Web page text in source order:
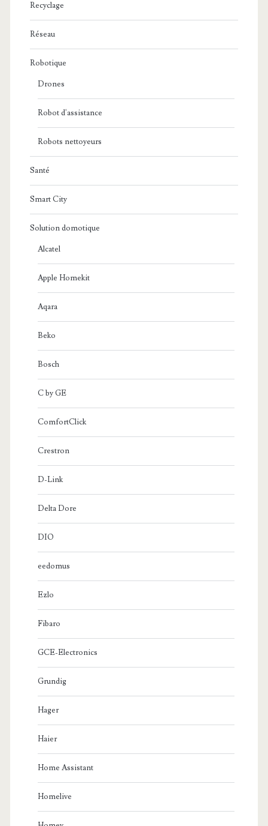
Recyclage
Réseau
Robotique
Drones
Robot d'assistance
Robots nettoyeurs
Santé
Smart City
Solution domotique
Alcatel
Apple Homekit
Aqara
Beko
Bosch
C by GE
ComfortClick
Crestron
D-Link
Delta Dore
DIO
eedomus
Ezlo
Fibaro
GCE-Electronics
Grundig
Hager
Haier
Home Assistant
Homelive